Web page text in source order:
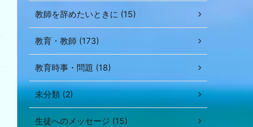
教師を辞めたいときに (15)
教育・教師 (173)
教育時事・問題 (18)
未分類 (2)
生徒へのメッセージ (15)